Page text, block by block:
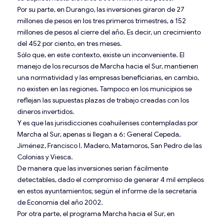
Por su parte, en Durango, las inversiones giraron de 27
millones de pesos en los tres primeros trimestres, a 152
millones de pesos al cierre del año. Es decir, un crecimiento
del 452 por ciento, en tres meses.
Sólo que, en este contexto, existe un inconveniente. El
manejo de los recursos de Marcha hacia el Sur, mantienen
una normatividad y las empresas beneficiarias, en cambio,
no existen en las regiones. Tampoco en los municipios se
reflejan las supuestas plazas de trabajo creadas con los
dineros invertidos.
Y es que las jurisdicciones coahuilenses contempladas por
Marcha al Sur, apenas si llegan a 6: General Cepeda,
Jiménez, Francisco I. Madero, Matamoros, San Pedro de las
Colonias y Viesca.
De manera que las inversiones serían fácilmente
detectables, dado el compromiso de generar 4 mil empleos
en estos ayuntamientos; según el informe de la secretaría
de Economía del año 2002.
Por otra parte, el programa Marcha hacia el Sur, en